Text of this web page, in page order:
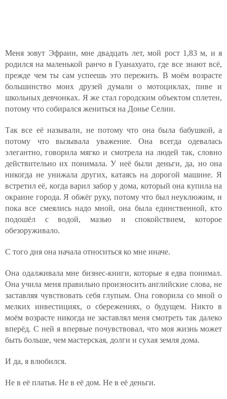
Меня зовут Эфраин, мне двадцать лет, мой рост 1,83 м, и я
родился на маленькой ранчо в Гуанахуато, где все знают всё,
прежде чем ты сам успеешь это пережить. В моём возрасте
большинство моих друзей думали о мотоциклах, пиве и
школьных девчонках. Я же стал городским объектом сплетен,
потому что собирался жениться на Донье Селии.
Так все её называли, не потому что она была бабушкой, а
потому что вызывала уважение. Она всегда одевалась
элегантно, говорила мягко и смотрела на людей так, словно
действительно их понимала. У неё были деньги, да, но она
никогда не унижала других, катаясь на дорогой машине. Я
встретил её, когда варил забор у дома, который она купила на
окраине города. Я обжёг руку, потому что был неуклюжим, и
пока все смеялись надо мной, она была единственной, кто
подошёл с водой, мазью и спокойствием, которое
обезоруживало.
С того дня она начала относиться ко мне иначе.
Она одалживала мне бизнес-книги, которые я едва понимал.
Она учила меня правильно произносить английские слова, не
заставляя чувствовать себя глупым. Она говорила со мной о
мелких инвестициях, о сбережениях, о будущем. Никто в
моём возрасте никогда не заставлял меня смотреть так далеко
вперёд. С ней я впервые почувствовал, что моя жизнь может
быть больше, чем мастерская, долги и сухая земля дома.
И да, я влюбился.
Не в её платья. Не в её дом. Не в её деньги.